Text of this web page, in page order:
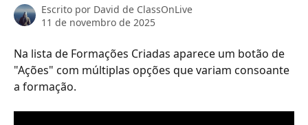
Escrito por David de ClassOnLive
11 de novembro de 2025
Na lista de Formações Criadas aparece um botão de
"Ações" com múltiplas opções que variam consoante
a formação.